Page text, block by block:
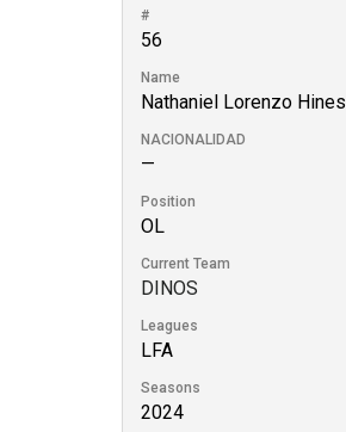
#
56
Name
Nathaniel Lorenzo Hines
NACIONALIDAD
—
Position
OL
Current Team
DINOS
Leagues
LFA
Seasons
2024